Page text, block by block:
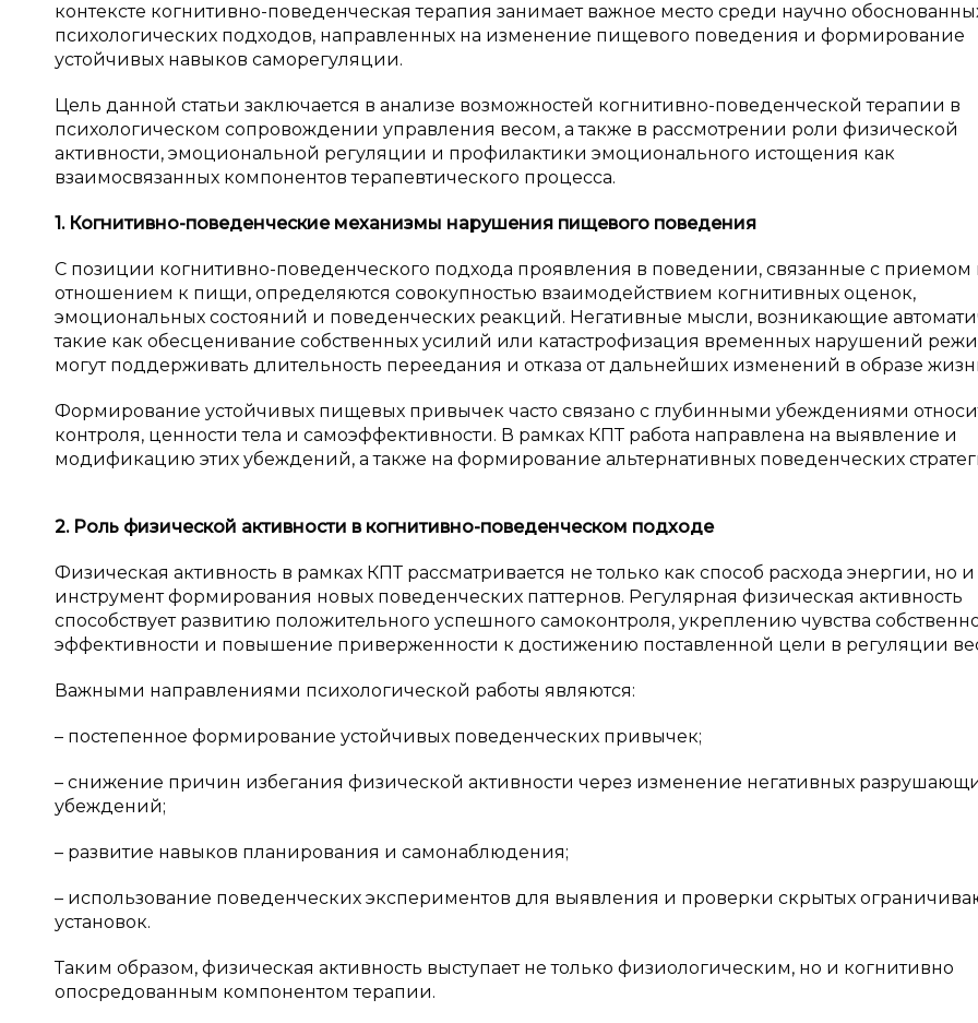
контексте когнитивно-поведенческая терапия занимает важное место среди научно
психологических подходов, направленных на изменение пищевого поведения и формирование
устойчивых навыков саморегуляции.
Цель данной статьи заключается в анализе возможностей когнитивно-поведенческой терапии в
психологическом сопровождении управления весом, а также в рассмотрении роли физической
активности, эмоциональной регуляции и профилактики эмоционального истощения как
взаимосвязанных компонентов терапевтического процесса.
1. Когнитивно-поведенческие механизмы нарушения пищевого поведения
С позиции когнитивно-поведенческого подхода проявления в поведении, связанные с
отношением к пищи, определяются совокупностью взаимодействием когнитивных оценок,
эмоциональных состояний и поведенческих реакций. Негативные мысли, возникающие
такие как обесценивание собственных усилий или катастрофизация временных нарушений
могут поддерживать длительность переедания и отказа от дальнейших изменений в образе
Формирование устойчивых пищевых привычек часто связано с глубинными убеждениями
контроля, ценности тела и самоэффективности. В рамках КПТ работа направлена на выявление и
модификацию этих убеждений, а также на формирование альтернативных поведенческих
2. Роль физической активности в когнитивно-поведенческом подходе
Физическая активность в рамках КПТ рассматривается не только как способ расхода энергии, но и
инструмент формирования новых поведенческих паттернов. Регулярная физическая активность
способствует развитию положительного успешного самоконтроля, укреплению чувства
эффективности и повышение приверженности к достижению поставленной цели в регуляции
Важными направлениями психологической работы являются:
– постепенное формирование устойчивых поведенческих привычек;
– снижение причин избегания физической активности через изменение негативных
убеждений;
– развитие навыков планирования и самонаблюдения;
– использование поведенческих экспериментов для выявления и проверки скрытых
установок.
Таким образом, физическая активность выступает не только физиологическим, но и когнитивно
опосредованным компонентом терапии.